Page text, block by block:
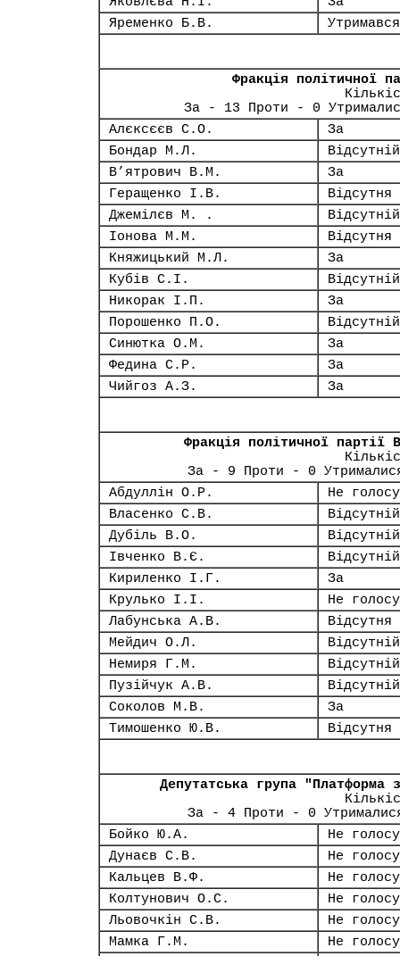
Яременко Б.В.
Утримався
Фракція політичної
За - 13 Проти - 0
Алєксєєв С.О.
За
Бондар М.Л.
Відсутній
В’ятрович В.М.
За
Геращенко І.В.
Відсутня
Джемілєв М. .
Відсутній
Іонова М.М.
Відсутня
Княжицький М.Л.
За
Кубів С.І.
Відсутній
Никорак І.П.
За
Порошенко П.О.
Відсутній
Синютка О.М.
За
Федина С.Р.
За
Чийгоз А.З.
За
Фракція політичної партії
За - 9 Проти - 0
Абдуллін О.Р.
Не
Власенко С.В.
Відсутній
Дубіль В.О.
Відсутній
Івченко В.Є.
Відсутній
Кириленко І.Г.
За
Крулько І.І.
Не
Лабунська А.В.
Відсутня
Мейдич О.Л.
Відсутній
Немиря Г.М.
Відсутній
Пузійчук А.В.
Відсутній
Соколов М.В.
За
Тимошенко Ю.В.
Відсутня
Депутатська група
За - 4 Проти - 0
Бойко Ю.А.
Не
Дунаєв С.В.
Не
Кальцев В.Ф.
Не
Колтунович О.С.
Не
Льовочкін С.В.
Не
Мамка Г.М.
Не